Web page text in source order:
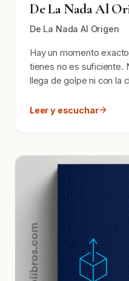
De La Nada Al
De La Nada Al Origen
Hay un momento
tienes no es suficiente.
llega de golpe ni con la
Leer y escuchar